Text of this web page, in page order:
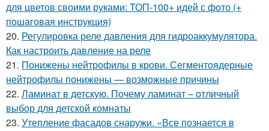
для цветов своими руками: ТОП-100+ идей с фото (+
пошаговая инструкция)
20. Регулировка реле давления для гидроаккумулятора.
Как настроить давление на реле
21. Понижены нейтрофилы в крови. Сегментоядерные
нейтрофилы понижены — возможные причины
22. Ламинат в детскую. Почему ламинат – отличный
выбор для детской комнаты
23. Утепление фасадов снаружи. «Все познается в